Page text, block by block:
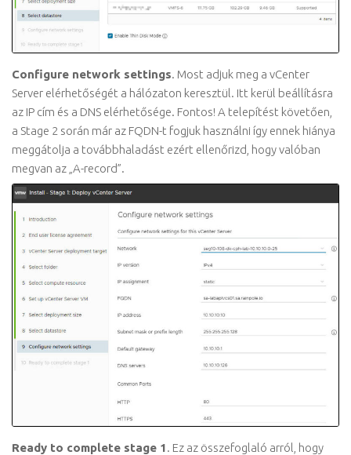
Configure network settings. Most adjuk meg a vCenter
Server elérhetőségét a hálózaton keresztül. Itt kerül beállításra
az IP cím és a DNS elérhetősége. Fontos! A telepítést követően,
a Stage 2 során már az FQDN-t fogjuk használni így ennek hiánya
meggátolja a továbbhaladást ezért ellenőrizd, hogy valóban
megvan az „A-record”.
Ready to complete stage 1. Ez az összefoglaló arról, hogy